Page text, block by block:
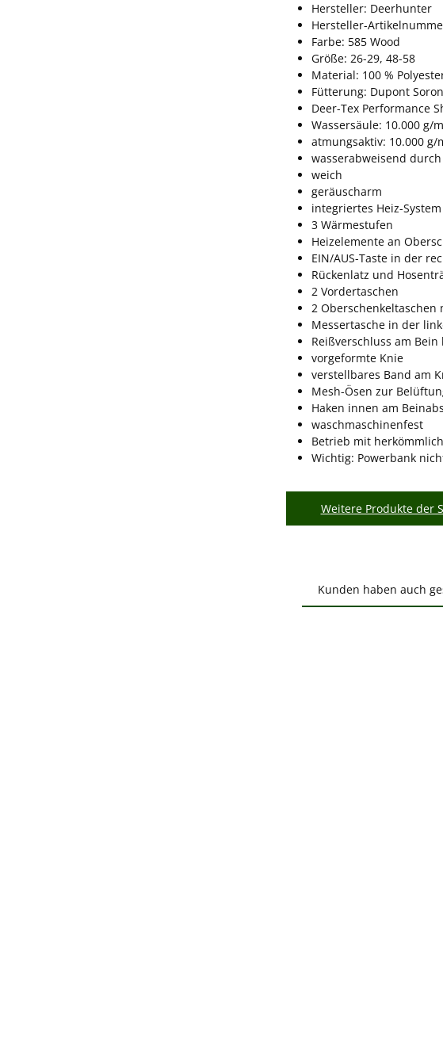
Hersteller: Deerhunter
Hersteller-
Farbe: 585 Wood
Größe: 26-29, 48-58
Material: 100 %
Fütterung: Dupont
Deer-Tex Performance
Wassersäule: 10.000 g/m
atmungsaktiv: 10.000 g/
wasserabweisend
weich
geräuscharm
integriertes Heiz-System
3 Wärmestufen
Heizelemente an
EIN/AUS-Taste in der
Rückenlatz und
2 Vordertaschen
2 Oberschenkeltaschen
Messertasche in der
Reißverschluss am
vorgeformte Knie
verstellbares Band am
Mesh-Ösen zur
Haken innen am
waschmaschinenfest
Betrieb mit
Wichtig: Powerbank
Weitere Produkte der
Kunden haben auch